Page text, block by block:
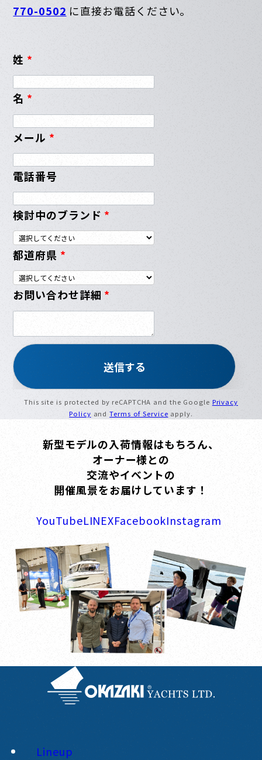
770-0502 に直接お電話ください。
姓 *
名 *
メール *
電話番号
検討中のブランド *
都道府県 *
お問い合わせ詳細 *
This site is protected by reCAPTCHA and the Google Privacy
Policy andTerms of Service apply.
新型モデルの入荷情報はもちろん、
オーナー様との
交流やイベントの
開催風景をお届けしています！
YouTubeLINEXFacebookInstagram
Lineup